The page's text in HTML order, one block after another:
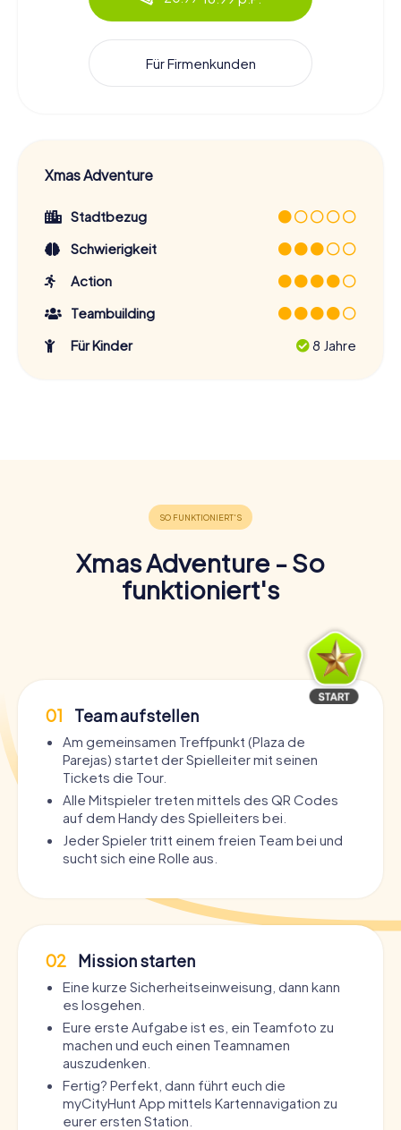
Für Firmenkunden
Xmas Adventure
Stadtbezug
Schwierigkeit
Action
Teambuilding
Für Kinder
8 Jahre
Xmas Adventure - So
funktioniert's
01 Team aufstellen
Am gemeinsamen Treffpunkt (Plaza de
Parejas) startet der Spielleiter mit seinen
Tickets die Tour.
Alle Mitspieler treten mittels des QR Codes
auf dem Handy des Spielleiters bei.
Jeder Spieler tritt einem freien Team bei und
sucht sich eine Rolle aus.
02 Mission starten
Eine kurze Sicherheitseinweisung, dann kann
es losgehen.
Eure erste Aufgabe ist es, ein Teamfoto zu
machen und euch einen Teamnamen
auszudenken.
Fertig? Perfekt, dann führt euch die
myCityHunt App mittels Kartennavigation zu
eurer ersten Station.